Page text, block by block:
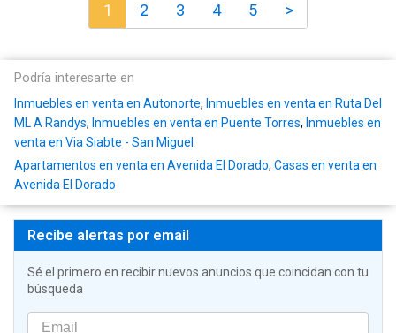
1 2 3 4 5 >
Podría interesarte en
Inmuebles en venta en Autonorte, Inmuebles en venta en Ruta Del
ML A Randys, Inmuebles en venta en Puente Torres, Inmuebles en
venta en Via Siabte - San Miguel
Apartamentos en venta en Avenida El Dorado, Casas en venta en
Avenida El Dorado
Recibe alertas por email
Sé el primero en recibir nuevos anuncios que coincidan con tu
búsqueda